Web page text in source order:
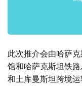
此次推介会由哈萨
馆和哈萨克斯坦铁
和土库曼斯坦跨境